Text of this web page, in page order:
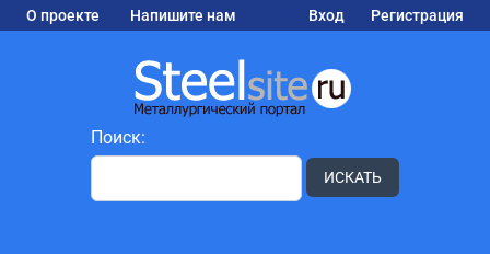
О проекте Напишите нам Вход Регистрация
Поиск:
ИСКАТЬ